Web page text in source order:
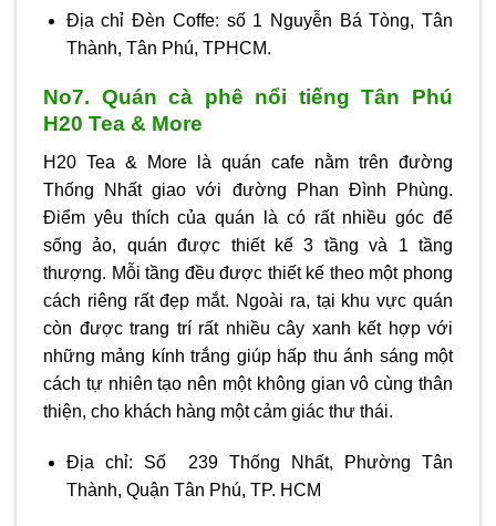
Địa chỉ Đèn Coffe: số 1 Nguyễn Bá Tòng, Tân
Thành, Tân Phú, TPHCM.
No7. Quán cà phê nổi tiếng Tân Phú
H20 Tea & More
H20 Tea & More là quán cafe nằm trên đường
Thống Nhất giao với đường Phan Đình Phùng.
Điểm yêu thích của quán là có rất nhiều góc để
sống ảo, quán được thiết kế 3 tầng và 1 tầng
thượng. Mỗi tầng đều được thiết kế theo một phong
cách riêng rất đẹp mắt. Ngoài ra, tại khu vực quán
còn được trang trí rất nhiều cây xanh kết hợp với
những mảng kính trắng giúp hấp thu ánh sáng một
cách tự nhiên tạo nên một không gian vô cùng thân
thiện, cho khách hàng một cảm giác thư thái.
Địa chỉ: Số 239 Thống Nhất, Phường Tân
Thành, Quận Tân Phú, TP. HCM